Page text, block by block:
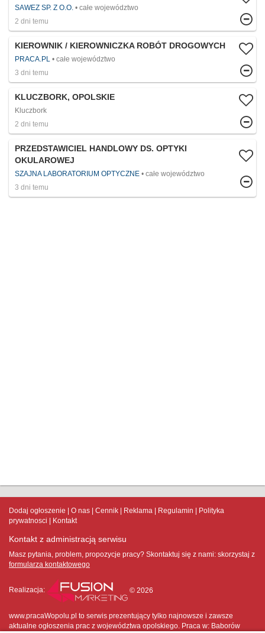
SAWEZ SP. Z O.O.
całe województwo
2 dni temu
KIEROWNIK / KIEROWNICZKA ROBÓT DROGOWYCH
PRACA.PL
całe województwo
3 dni temu
KLUCZBORK, OPOLSKIE
Kluczbork
2 dni temu
PRZEDSTAWICIEL HANDLOWY DS. OPTYKI
OKULAROWEJ
SZAJNA LABORATORIUM OPTYCZNE
całe województwo
3 dni temu
Dodaj ogłoszenie O nas Cennik Reklama Regulamin
Polityka
prywatnosci
Kontakt
Kontakt z administracją serwisu
Masz pytania, problem, propozycje pracy? Skontaktuj się z nami: skorzystaj z
formularza kontaktowego
Realizacja: © 2026
www.pracaWopolu.pl to serwis prezentujący tylko najnowsze i zawsze
aktualne ogłoszenia prac z województwa opolskiego. Praca w: Baborów